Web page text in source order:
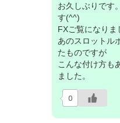
お久しぶりです
す(^^)
FXご覧になりま
あのスロットル
たものですが
こんな付け方も
ました。
0